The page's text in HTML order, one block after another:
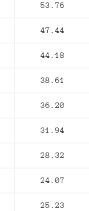
53.76
47.44
44.18
38.61
36.20
31.94
28.32
24.07
25.23